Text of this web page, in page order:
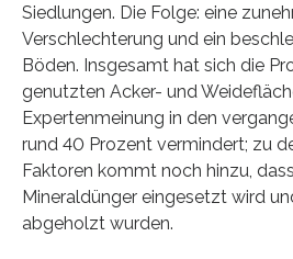
Siedlungen. Die Folge: eine
Verschlechterung und ein
Böden. Insgesamt hat sich die
genutzten Acker- und
Expertenmeinung in den
rund 40 Prozent vermindert; zu
Faktoren kommt noch hinzu,
Mineraldünger eingesetzt wird
abgeholzt wurden.